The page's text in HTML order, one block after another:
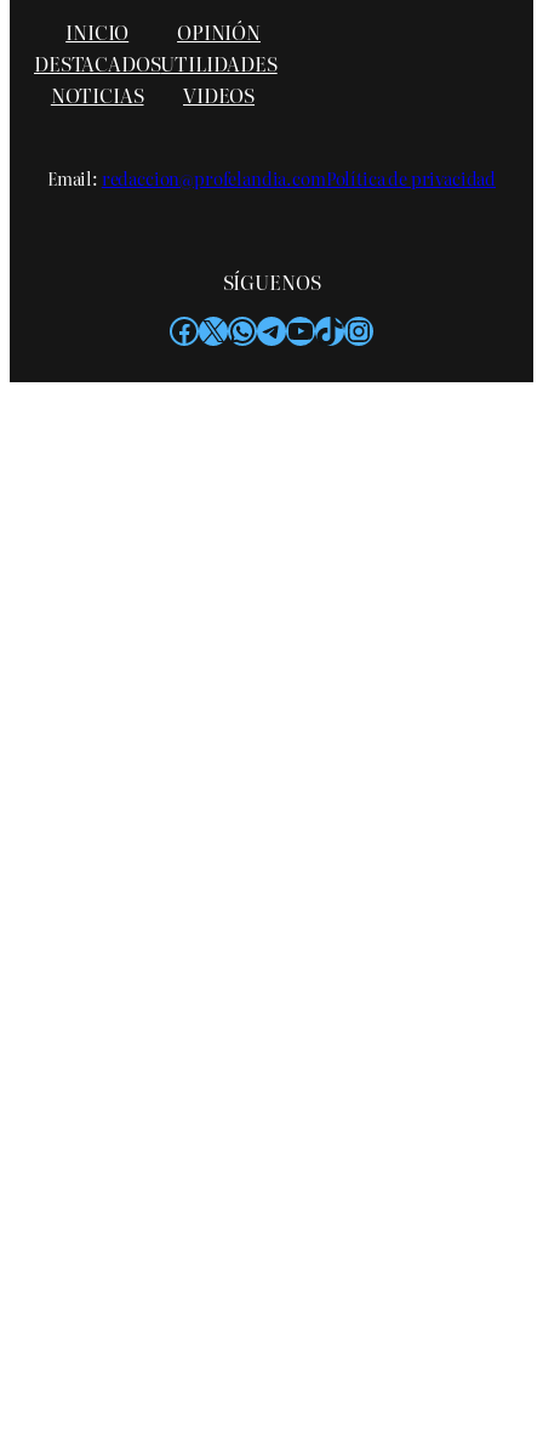
a
r
INICIO
DESTACADOS
NOTICIAS
OPINIÓN
UTILIDADES
VIDEOS
Email:redaccion@profelandia.comPolítica de privacidad
SÍGUENOS
Facebook
X WhatsApp
Telegram
YouTube
TikTok
Instagram